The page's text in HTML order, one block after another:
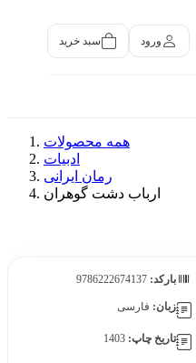
ورود سبد خرید
همه محصولات
ادبیات
رمان ایرانی
ارباب دشت گوهران
بارکد:
زبان: فارسی
تاریخ چاپ: 1403